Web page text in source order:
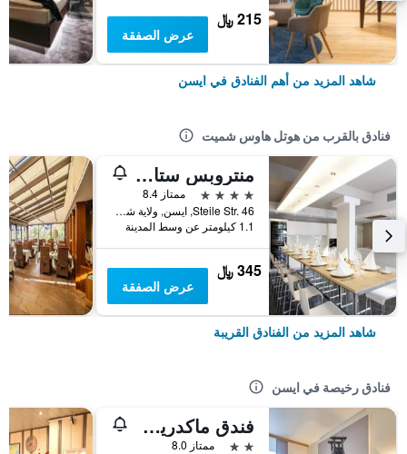
215 ﷼
عرض الصفقة
شاهد المزيد من أهم الفنادق في ايسن
فنادق بالقرب من هوتل هاوس شميت
منتروبس ستادت هوتل مارجاريثينهو
4 نجوم
ممتاز 8.4
Steile Str. 46, ايسن, ولاية شمال الراين وستفاليا, ألمانيا
1.1 كيلومتر عن وسط المدينة
345 ﷼
عرض الصفقة
شاهد المزيد من الفنادق القريبة
فنادق رخيصة في ايسن
فندق ماكدريمز إسين
2 نجمتين
ممتاز 8.0